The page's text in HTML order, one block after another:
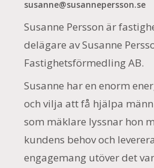
susanne@susannepersson.se
Susanne Persson är
delägare av Susanne
Fastighetsförmedling AB.
Susanne har en enorm
och vilja att få hjälpa
som mäklare lyssnar hon
kundens behov och
engagemang utöver det